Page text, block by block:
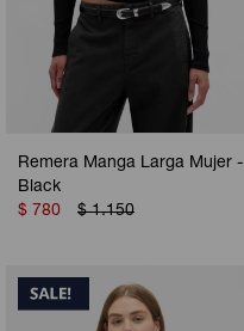
Remera Manga Larga Mujer -
Black
$ 780 $ 1.150